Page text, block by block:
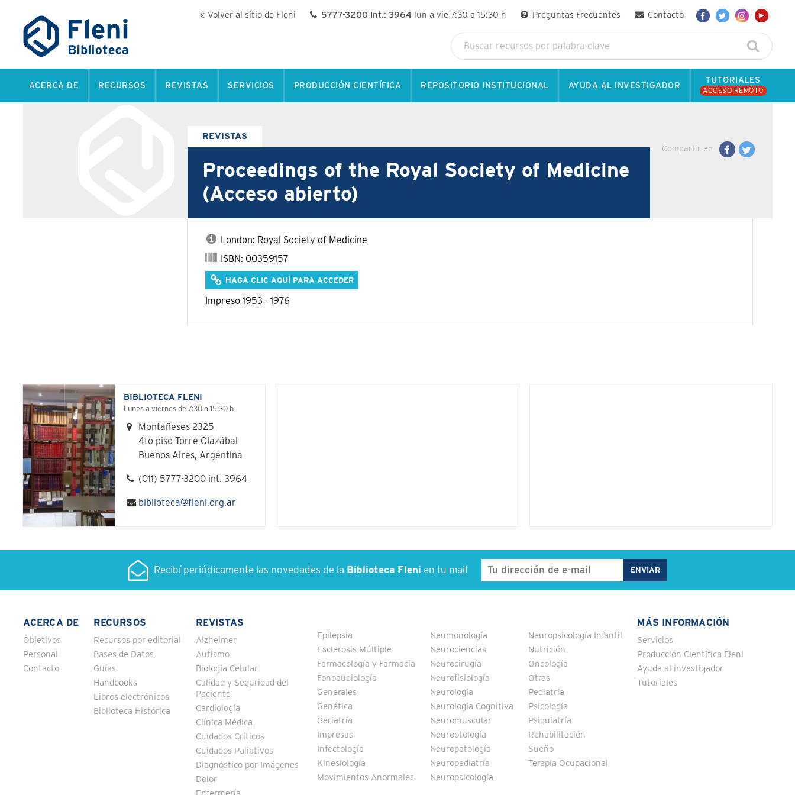
« Volver al sitio de Fleni 5777-3200 Int.: 3964lun a vie 7:30 a 15:30 h Preguntas Frecuentes Contacto
ACERCA DE RECURSOS REVISTAS SERVICIOS PRODUCCIÓN CIENTÍFICA REPOSITORIO INSTITUCIONAL AYUDA AL INVESTIGADOR
TUTORIALES
ACCESO REMOTO
Compartir en
REVISTAS
Proceedings of the Royal Society of Medicine
(Acceso abierto)
London: Royal Society of Medicine
ISBN: 00359157
HAGA CLIC AQUÍ PARA ACCEDER
Impreso 1953 - 1976
BIBLIOTECA FLENI
Lunes a viernes de 7:30 a 15:30 h
Montañeses 2325
4to piso Torre Olazábal
Buenos Aires, Argentina
(011) 5777-3200 int. 3964
biblioteca@fleni.org.ar
Recibí periódicamente las novedades de la Biblioteca Fleni en tu mail
ACERCA DE
Objetivos
Personal
Contacto
RECURSOS
Recursos por editorial
Bases de Datos
Guías
Handbooks
Libros electrónicos
Biblioteca Histórica
REVISTAS
Alzheimer
Autismo
Biología Celular
Calidad y Seguridad del
Paciente
Cardiología
Clínica Médica
Cuidados Críticos
Cuidados Paliativos
Diagnóstico por Imágenes
Dolor
Epilepsia
Esclerosis Múltiple
Farmacología y Farmacia
Fonoaudiología
Generales
Genética
Geriatría
Impresas
Infectología
Kinesiología
Movimientos Anormales
Neumonología
Neurociencias
Neurocirugía
Neurofisiología
Neurología
Neurología Cognitiva
Neuromuscular
Neurootología
Neuropatología
Neuropediatría
Neuropsicología
Neuropsicología Infantil
Nutrición
Oncología
Otras
Pediatría
Psicología
Psiquiatría
Rehabilitación
Sueño
Terapia Ocupacional
MÁS INFORMACIÓN
Servicios
Producción Científica Fleni
Ayuda al investigador
Tutoriales